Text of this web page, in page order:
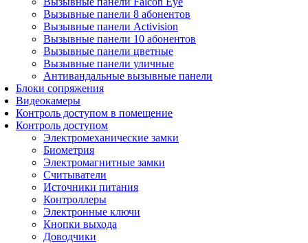
Вызывные панели 8 абонентов
Вызывные панели Activision
Вызывные панели 10 абонентов
Вызывные панели цветные
Вызывные панели уличные
Антивандальные вызывные панели
Блоки сопряжения
Видеокамеры
Контроль доступом в помещение
Контроль доступом
Электромеханические замки
Биометрия
Электромагнитные замки
Считыватели
Источники питания
Контроллеры
Электронные ключи
Кнопки выхода
Доводчики